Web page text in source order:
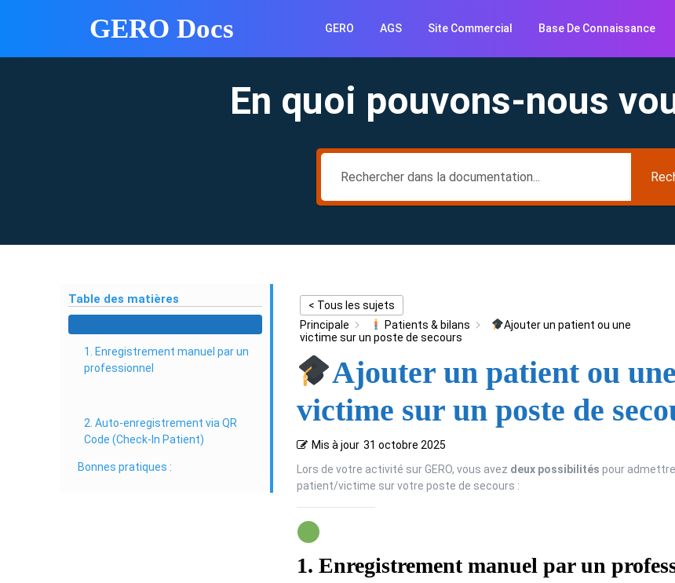
GERO Docs GERO AGS Site Commercial Base De Connaissance
En quoi pouvons-nous
Table des matières
1. Enregistrement manuel par un
professionnel
2. Auto-enregistrement via QR
Code (Check-In Patient)
Bonnes pratiques :
< Tous les sujets
Principale
Patients & bilans
Ajouter un patient ou une
victime sur un poste de secours
Ajouter un patient ou une
victime sur un poste de
Mis à jour 31 octobre 2025
Lors de votre activité sur GERO, vous avez deux possibilités pour
patient/victime sur votre poste de secours :
1. Enregistrement manuel par un